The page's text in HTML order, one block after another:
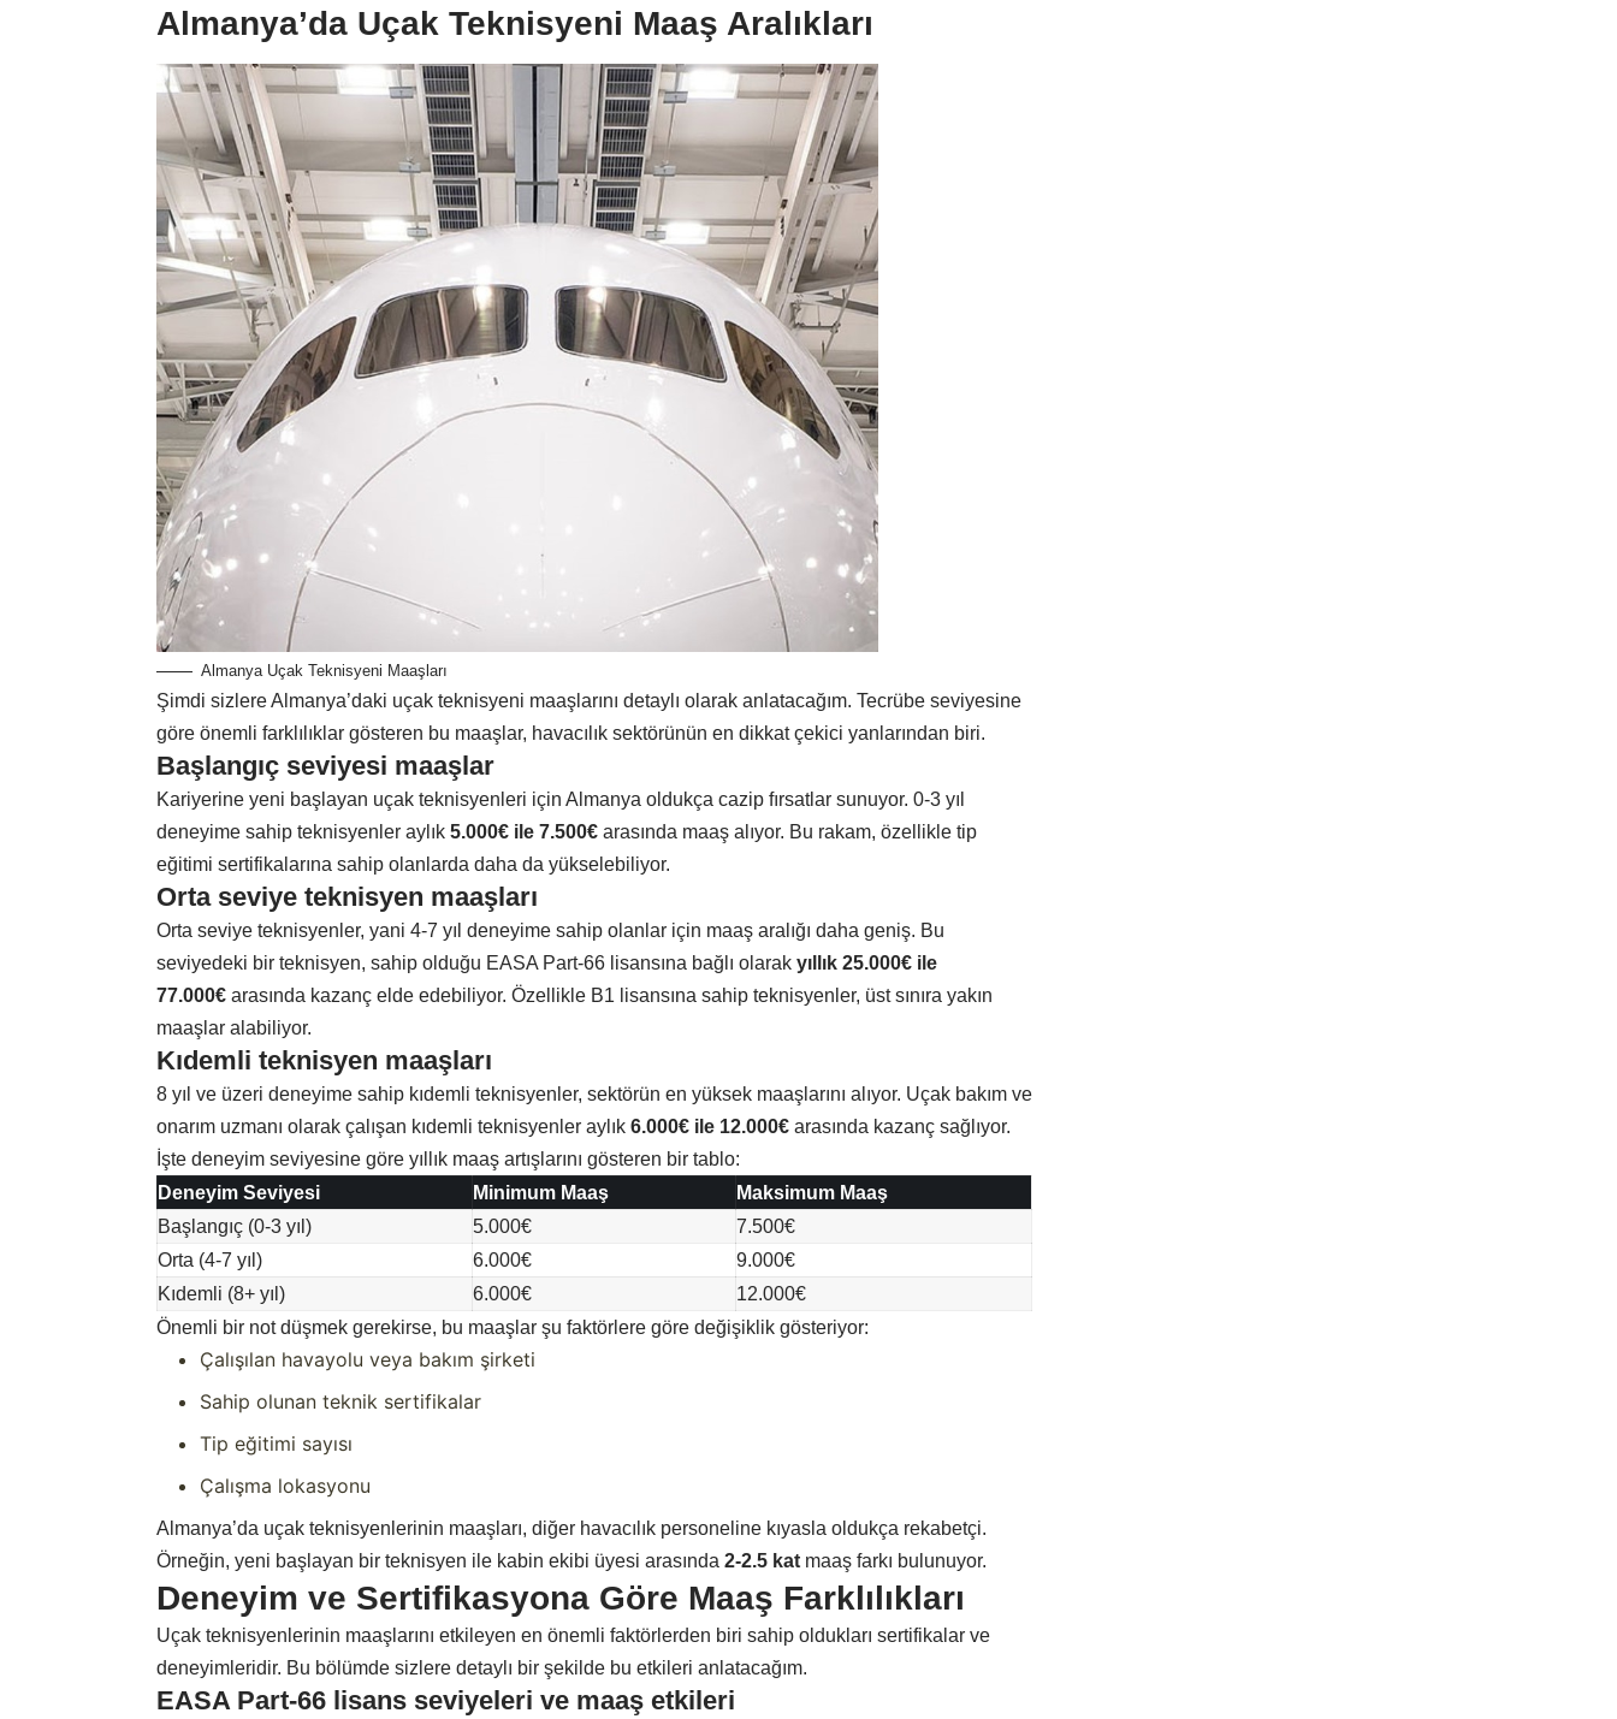
Almanya’da Uçak Teknisyeni Maaş Aralıkları
Almanya Uçak Teknisyeni Maaşları
Şimdi sizlere Almanya’daki uçak teknisyeni maaşlarını detaylı olarak anlatacağım. Tecrübe seviyesine
göre önemli farklılıklar gösteren bu maaşlar, havacılık sektörünün en dikkat çekici yanlarından biri.
Başlangıç seviyesi maaşlar
Kariyerine yeni başlayan uçak teknisyenleri için Almanya oldukça cazip fırsatlar sunuyor. 0-3 yıl
deneyime sahip teknisyenler aylık 5.000€ ile 7.500€ arasında maaş alıyor. Bu rakam, özellikle tip
eğitimi sertifikalarına sahip olanlarda daha da yükselebiliyor.
Orta seviye teknisyen maaşları
Orta seviye teknisyenler, yani 4-7 yıl deneyime sahip olanlar için maaş aralığı daha geniş. Bu
seviyedeki bir teknisyen, sahip olduğu EASA Part-66 lisansına bağlı olarak yıllık 25.000€ ile
77.000€ arasında kazanç elde edebiliyor. Özellikle B1 lisansına sahip teknisyenler, üst sınıra yakın
maaşlar alabiliyor.
Kıdemli teknisyen maaşları
8 yıl ve üzeri deneyime sahip kıdemli teknisyenler, sektörün en yüksek maaşlarını alıyor. Uçak bakım ve
onarım uzmanı olarak çalışan kıdemli teknisyenler aylık 6.000€ ile 12.000€ arasında kazanç sağlıyor.
İşte deneyim seviyesine göre yıllık maaş artışlarını gösteren bir tablo:
Deneyim Seviyesi
Minimum Maaş
Maksimum Maaş
Başlangıç (0-3 yıl)
5.000€
7.500€
Orta (4-7 yıl)
6.000€
9.000€
Kıdemli (8+ yıl)
6.000€
12.000€
Önemli bir not düşmek gerekirse, bu maaşlar şu faktörlere göre değişiklik gösteriyor:
Çalışılan havayolu veya bakım şirketi
Sahip olunan teknik sertifikalar
Tip eğitimi sayısı
Çalışma lokasyonu
Almanya’da uçak teknisyenlerinin maaşları, diğer havacılık personeline kıyasla oldukça rekabetçi.
Örneğin, yeni başlayan bir teknisyen ile kabin ekibi üyesi arasında 2-2.5 kat maaş farkı bulunuyor.
Deneyim ve Sertifikasyona Göre Maaş Farklılıkları
Uçak teknisyenlerinin maaşlarını etkileyen en önemli faktörlerden biri sahip oldukları sertifikalar ve
deneyimleridir. Bu bölümde sizlere detaylı bir şekilde bu etkileri anlatacağım.
EASA Part-66 lisans seviyeleri ve maaş etkileri